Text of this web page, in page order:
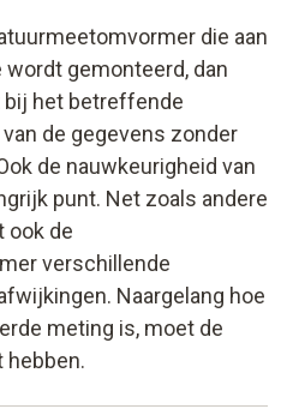
die aan
gemonteerd, dan
bij het betreffende
de gegevens zonder
de nauwkeurigheid van
punt. Net zoals andere
ook de
verschillende
Naargelang hoe
meting is, moet de
hebben.